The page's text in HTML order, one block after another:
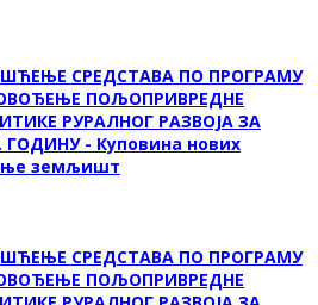
СРЕДСТАВА ПО ПРОГРАМУ
ПОЉОПРИВРЕДНЕ
РУРАЛНОГ РАЗВОЈА ЗА
ГОДИНУ - Куповина нових
земљишт
СРЕДСТАВА ПО ПРОГРАМУ
ПОЉОПРИВРЕДНЕ